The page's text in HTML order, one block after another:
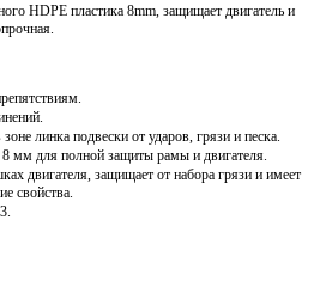
HDPE пластика 8mm, защищает двигатель и
линка подвески от ударов, грязи и песка.
мм для полной защиты рамы и двигателя.
двигателя, защищает от набора грязи и имеет
свойства.